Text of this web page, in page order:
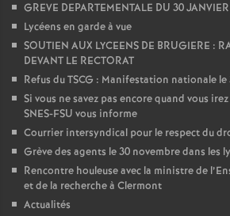
GREVE DEPARTEMENTALE DU 30 JANVIER
Lycéens en garde à vue
SOUTIEN AUX LYCEENS DE BRUGIERE :
DEVANT LE RECTORAT
Refus du TSCG : Manifestation nationale
Si vous ne savez pas encore quand vous
SNES-FSU vous informe
Courrier intersyndical pour le respect du
Grève des agents le 30 novembre dans les
Rencontre houleuse avec la ministre de
et de la recherche à Clermont
Actualités